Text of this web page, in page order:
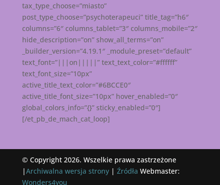
tax_type_choose=”miasto”
post_type_choose=”psychoterapeuci” title_tag=”h6″
columns=”6″ columns_tablet=”3″ columns_mobile=”2″
hide_description=”on” show_all_terms=”on”
_builder_version=”4.19.1″ _module_preset=”default”
text_font=”|||on|||||” text_text_color=”#ffffff”
text_font_size=”10px”
active_title_text_color=”#6BCCE0″
active_title_font_size=”10px” hover_enabled=”0″
global_colors_info=”{}” sticky_enabled=”0″]
[/et_pb_de_mach_cat_loop]
© Copyright 2026. Wszelkie prawa zastrzeżone
|Archiwalna wersja strony| Źródła Webmaster:
Wonders4you